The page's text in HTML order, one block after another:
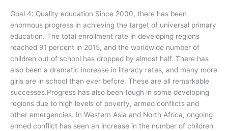
Goal 4: Quality education Since 2000, there has been
enormous progress in achieving the target of universal primary
education. The total enrollment rate in developing regions
reached 91 percent in 2015, and the worldwide number of
children out of school has dropped by almost half. There has
also been a dramatic increase in literacy rates, and many more
girls are in school than ever before. These are all remarkable
successes.Progress has also been tough in some developing
regions due to high levels of poverty, armed conflicts and
other emergencies. In Western Asia and North Africa, ongoing
armed conflict has seen an increase in the number of children